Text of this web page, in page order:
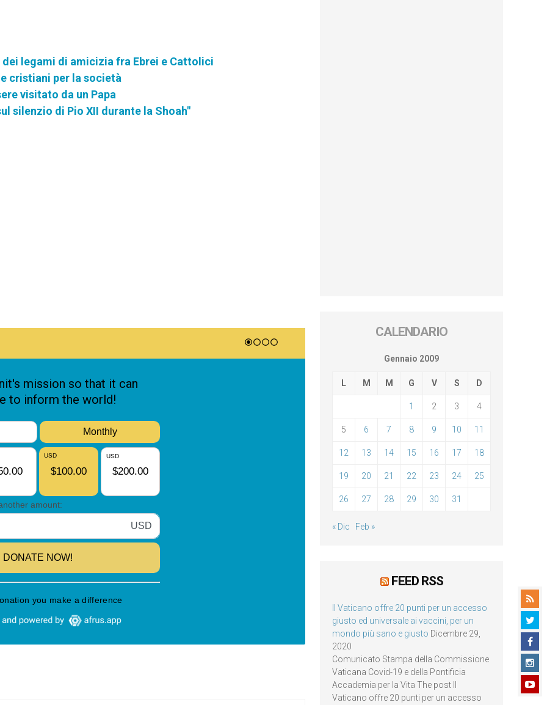
legami di amicizia fra Ebrei e Cattolici
cristiani per la società
visitato da un Papa
silenzio di Pio XII durante la Shoah"
CALENDARIO
Gennaio 2009
L M M G V S D
1 2 3 4
5 6 7 8 9 10 11
12 13 14 15 16 17 18
19 20 21 22 23 24 25
26 27 28 29 30 31
« Dic Feb »
FEED RSS
Il Vaticano offre 20 punti per un accesso
giusto ed universale ai vaccini, per un
mondo più sano e giusto Dicembre 29,
2020
Comunicato Stampa della Commissione
Vaticana Covid-19 e della Pontificia
Accademia per la Vita The post Il
Vaticano offre 20 punti per un accesso